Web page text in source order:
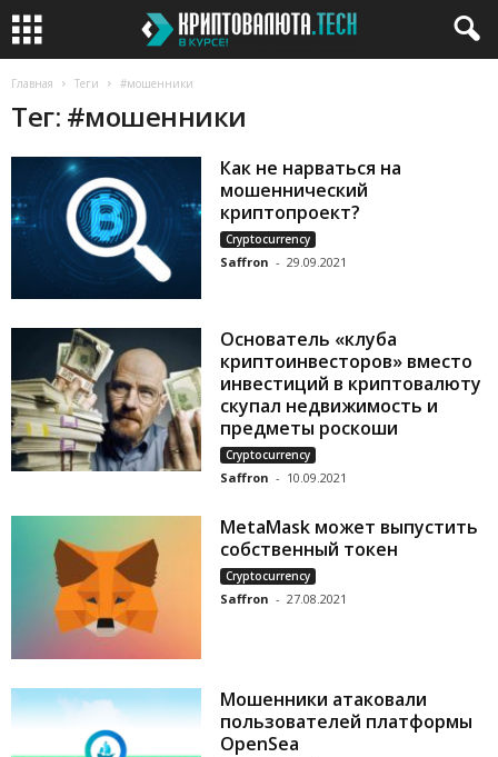
Главная Теги #мошенники
Тег: #мошенники
Как не нарваться на
мошеннический
криптопроект?
Cryptocurrency
Saffron - 29.09.2021
Основатель «клуба
криптоинвесторов» вместо
инвестиций в криптовалюту
скупал недвижимость и
предметы роскоши
Cryptocurrency
Saffron - 10.09.2021
MetaMask может выпустить
собственный токен
Cryptocurrency
Saffron - 27.08.2021
Мошенники атаковали
пользователей платформы
OpenSea